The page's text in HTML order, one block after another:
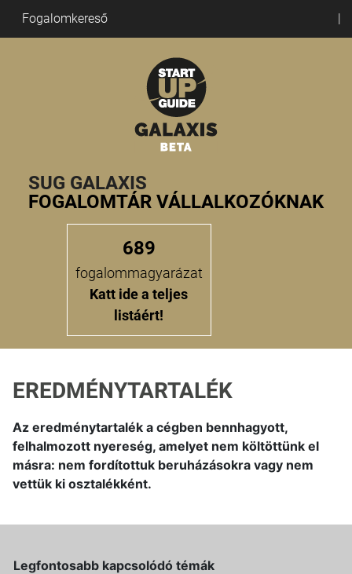
Fogalomkereső
SUG GALAXIS
FOGALOMTÁR VÁLLALKOZÓKNAK
689
fogalommagyarázat
Katt ide a teljes
listáért!
EREDMÉNYTARTALÉK
Az eredménytartalék a cégben bennhagyott,
felhalmozott nyereség, amelyet nem költöttünk el
másra: nem fordítottuk beruházásokra vagy nem
vettük ki osztalékként.
Legfontosabb kapcsolódó témák